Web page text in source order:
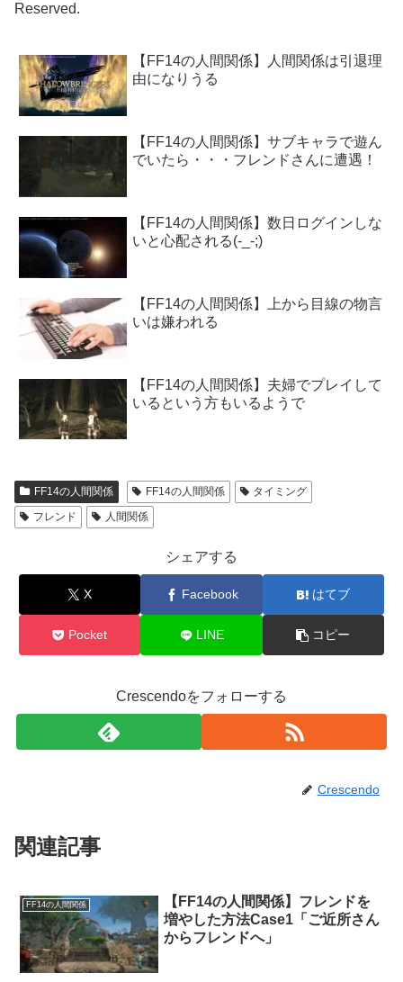
Reserved.
【FF14の人間関係】人間関係は引退理
由になりうる
【FF14の人間関係】サブキャラで遊ん
でいたら・・・フレンドさんに遭遇！
【FF14の人間関係】数日ログインしな
いと心配される(-_-;)
【FF14の人間関係】上から目線の物言
いは嫌われる
【FF14の人間関係】夫婦でプレイして
いるという方もいるようで
FF14の人間関係 FF14の人間関係
タイミング
フレンド
人間関係
シェアする
X Facebook はてブ
Pocket LINE コピー
Crescendoをフォローする
Crescendo
関連記事
FF14の人間関係
【FF14の人間関係】フレンドを
増やした方法Case1「ご近所さん
からフレンドへ」